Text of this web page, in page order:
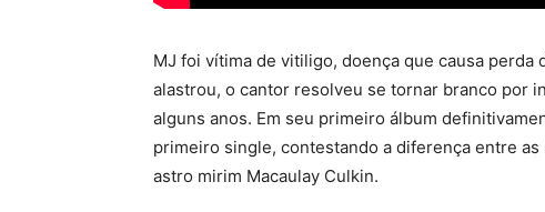
MJ foi vítima de vitiligo, doença que causa perda
alastrou, o cantor resolveu se tornar branco por
alguns anos. Em seu primeiro álbum
primeiro single, contestando a diferença entre
astro mirim Macaulay Culkin.